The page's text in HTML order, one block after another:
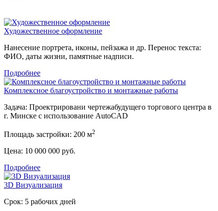
Художественное оформление
Нанесение портрета, иконы, пейзажа и др. Перенос текста:
ФИО, даты жизни, памятные надписи.
Подробнее
Комплексное благоустройство и монтажные работы
Задача: Проектрировани чертежабудущего торгового центра в
г. Минске с использование AutoCAD
Площадь застройки: 200 м2
Цена: 10 000 000 руб.
Подробнее
3D Визуализация
Срок: 5 рабочих дней